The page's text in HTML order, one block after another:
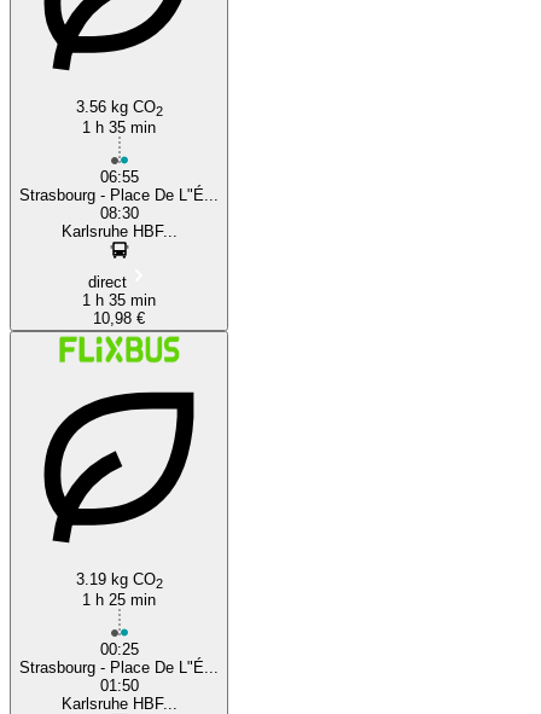
3.56 kg CO2
1 h 35 min
06:55
Strasbourg - Place De L"É...
08:30
Karlsruhe HBF...
direct
1 h 35 min
10,98 €
3.19 kg CO2
1 h 25 min
00:25
Strasbourg - Place De L"É...
01:50
Karlsruhe HBF...